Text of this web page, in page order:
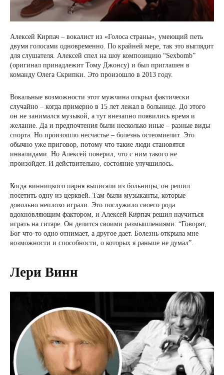
Алексей Кирпач – вокалист из «Голоса страны», умеющий петь
двумя голосами одновременно. По крайней мере, так это выглядит
для слушателя. Алексей спел на шоу композицию “Sexbomb”
(оригинал принадлежит Тому Джонсу) и был приглашен в
команду Олега Скрипки. Это произошло в 2013 году.
Вокальные возможности этот мужчина открыл фактически
случайно – когда примерно в 15 лет лежал в больнице. До этого
он не занимался музыкой, а тут внезапно появились время и
желание. Да и предпочтения были несколько иные – разные виды
спорта. Но произошло несчастье – болезнь остеомиелит. Это
обычно уже приговор, потому что такие люди становятся
инвалидами. Но Алексей поверил, что с ним такого не
произойдет. И действительно, состояние улучшилось.
Когда винницкого парня выписали из больницы, он решил
посетить одну из церквей. Там были музыканты, которые
довольно неплохо играли. Это послужило своего рода
вдохновляющим фактором, и Алексей Кирпач решил научиться
играть на гитаре. Он делится своими размышлениями: “Говорят,
Бог что-то одно отнимает, а другое дает. Болезнь открыла мне
возможности и способности, о которых я раньше не думал”.
Лери Винн